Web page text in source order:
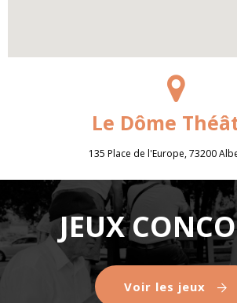
Le Dôme
135 Place de l'Europe, 73200
JEUX
Voir les jeux